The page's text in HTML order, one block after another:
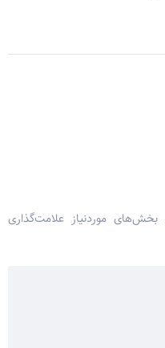
بخش‌های موردنیاز علامت‌گذاری